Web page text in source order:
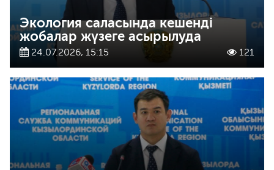
Экология саласында кешенді
жобалар жүзеге асырылуда
24.07.2026, 15:15 121